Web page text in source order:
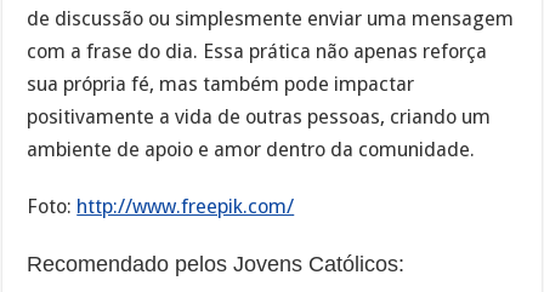
de discussão ou simplesmente enviar uma mensagem
com a frase do dia. Essa prática não apenas reforça
sua própria fé, mas também pode impactar
positivamente a vida de outras pessoas, criando um
ambiente de apoio e amor dentro da comunidade.
Foto: http://www.freepik.com/
Recomendado pelos Jovens Católicos: